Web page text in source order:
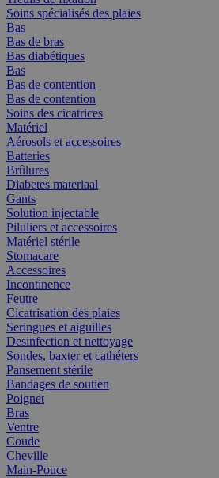
Soins spécialisés des plaies
Bas
Bas de bras
Bas diabétiques
Bas
Bas de contention
Bas de contention
Soins des cicatrices
Matériel
Aérosols et accessoires
Batteries
Brûlures
Diabetes materiaal
Gants
Solution injectable
Piluliers et accessoires
Matériel stérile
Stomacare
Accessoires
Incontinence
Feutre
Cicatrisation des plaies
Seringues et aiguilles
Desinfection et nettoyage
Sondes, baxter et cathéters
Pansement stérile
Bandages de soutien
Poignet
Bras
Ventre
Coude
Cheville
Main-Pouce